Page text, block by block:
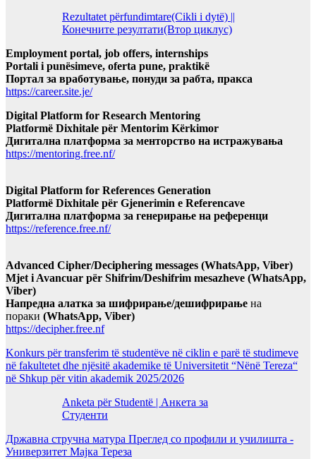
Rezultatet përfundimtare(Cikli i dytë) ||
Конечните резултати(Втор циклус)
Employment portal, job offers, internships
Portali i punësimeve, oferta pune, praktikë
Портал за вработување, понуди за рабта, пракса
https://career.site.je/
Digital Platform for Research Mentoring
Platformë Dixhitale për Mentorim Kërkimor
Дигитална платформа за менторство на истражувања
https://mentoring.free.nf/
Digital Platform for References Generation
Platformë Dixhitale për Gjenerimin e Referencave
Дигитална платформа за генерирање на референци
https://reference.free.nf/
Advanced Cipher/Deciphering messages (WhatsApp, Viber)
Mjet i Avancuar për Shifrim/Deshifrim mesazheve (WhatsApp,
Viber)
Напредна алатка за шифрирање/дешифрирање на
пораки (WhatsApp, Viber)
https://decipher.free.nf
Konkurs për transferim të studentëve në ciklin e parë të studimeve
në fakultetet dhe njësitë akademike të Universitetit “Nënë Tereza“
në Shkup për vitin akademik 2025/2026
Anketa për Studentë | Анкета за
Студенти
Државна стручна матура Преглед со профили и училишта -
Универзитет Мајка Тереза